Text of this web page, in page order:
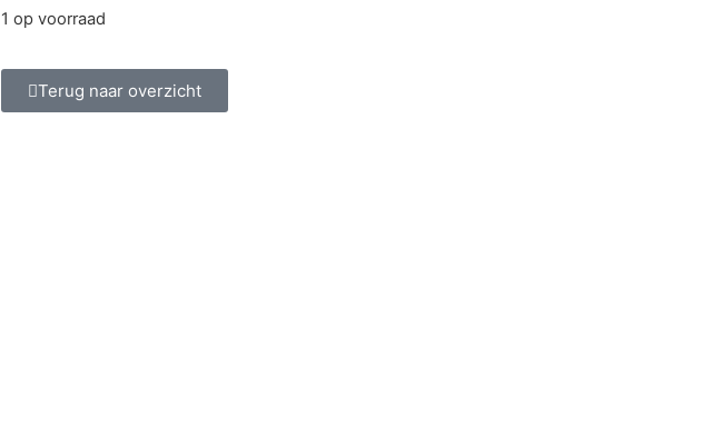
1 op voorraad
Terug naar overzicht